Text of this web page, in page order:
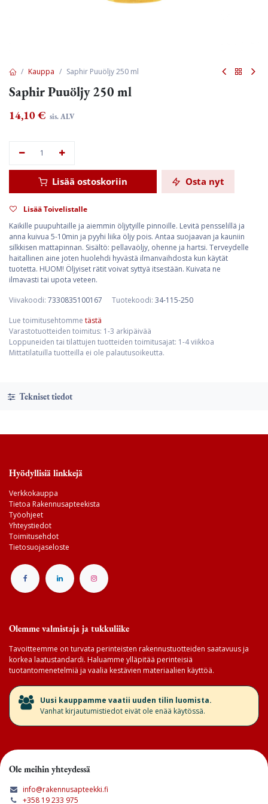
Kauppa Saphir Puuöljy 250 ml
Saphir Puuöljy 250 ml
14,10 € sis. ALV
Lisää ostoskoriin Osta nyt
Lisää Toivelistalle
Kaikille puupuhtaille ja aiemmin öljytyille pinnoille. Levitä pensselillä ja
anna kuivua 5-10min ja pyyhi liika öljy pois. Antaa suojaavan ja kauniin
silkkisen mattapinnan. Sisältö: pellavaöljy, ohenne ja hartsi. Terveydelle
haitallinen aine joten huolehdi hyvästä ilmanvaihdosta kun käytät
tuotetta. HUOM! Öljyiset rätit voivat syttyä itsestään. Kuivata ne
ilmavasti tai upota veteen.
Viivakoodi: 7330835100167 Tuotekoodi: 34-115-250
Lue toimitusehtomme tästä
Varastotuotteiden toimitus: 1-3 arkipäivää
Loppuneiden tai tilattujen tuotteiden toimitusajat: 1-4 viikkoa
Mittatilatuilla tuotteilla ei ole palautusoikeutta.
Tekniset tiedot
Hyödyllisiä linkkejä
Verkkokauppa
Tietoa Rakennusapteekista
Työohjeet
Yhteystiedot
Toimitusehdot
Tietosuojaseloste
Olemme valmistaja ja tukkuliike
Tavoitteemme on turvata perinteisten rakennustuotteiden saatavuus ja
korkea laatustandardi. Haluamme ylläpitää perinteisiä
tuotantomenetelmiä ja vaalia kestävien materiaalien käyttöä.
​Uusi kauppamme vaatii uuden tilin luomista.
Vanhat kirjautumistiedot eivät ole enää käytössä.
Ole meihin yhteydessä
info@rakennusapteekki.fi
+358 19 233 975